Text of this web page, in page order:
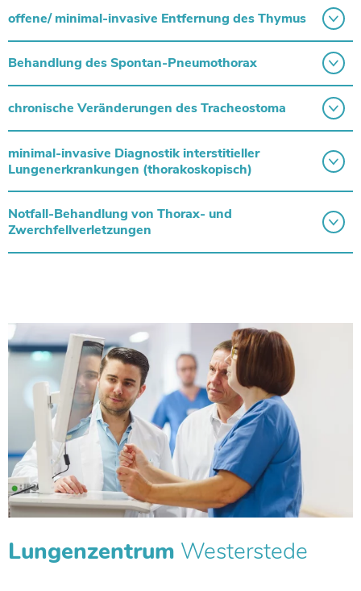
offene/ minimal-invasive Entfernung des Thymus
Behandlung des Spontan-Pneumothorax
chronische Veränderungen des Tracheostoma
minimal-invasive Diagnostik interstitieller
Lungenerkrankungen (thorakoskopisch)
Notfall-Behandlung von Thorax- und
Zwerchfellverletzungen
Lungenzentrum Westerstede